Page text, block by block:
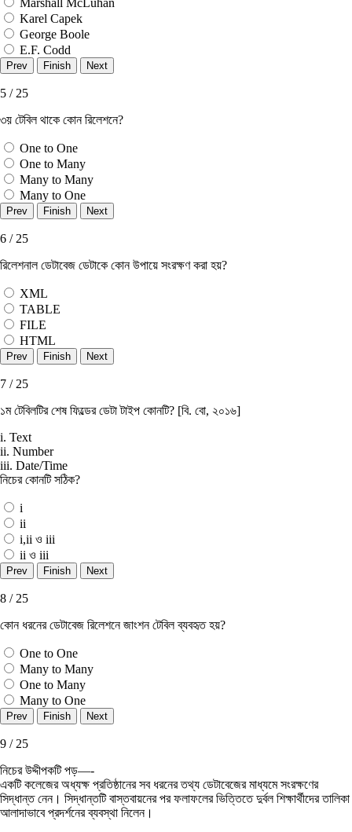
Marshall McLuhan
Karel Capek
George Boole
E.F. Codd
5 / 25
৩য় টেবিল থাকে কোন রিলেশনে?
One to One
One to Many
Many to Many
Many to One
6 / 25
রিলেশনাল ডেটাবেজ ডেটাকে কোন উপায়ে সংরক্ষণ করা হয়?
XML
TABLE
FILE
HTML
7 / 25
১ম টেবিলটির শেষ ফিল্ডের ডেটা টাইপ কোনটি? [বি. বাে, ২০১৬]
i. Text
ii. Number
iii. Date/Time
নিচের কোনটি সঠিক?
i
ii
i,ii ও iii
ii ও iii
8 / 25
কোন ধরনের ডেটাবেজ রিলেশনে জাংশন টেবিল ব্যবহৃত হয়?
One to One
Many to Many
One to Many
Many to One
9 / 25
নিচের উদ্দীপকটি পড়—-
একটি কলেজের অধ্যক্ষ প্রতিষ্ঠানের সব ধরনের তথ্য ডেটাবেজের মাধ্যমে সংরক্ষণের
সিদ্ধান্ত নেন। সিদ্ধান্তটি বাস্তবায়নের পর ফলাফলের ভিত্তিতে দুর্বল শিক্ষার্থীদের তালিকা
আলাদাভাবে প্রদর্শনের ব্যবস্থা নিলেন।